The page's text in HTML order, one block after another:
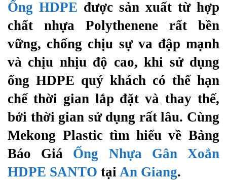
Ống HDPE được sản xuất từ hợp
chất nhựa Polythenene rất bền
vững, chống chịu sự va đập mạnh
và chịu nhịu độ cao, khi sử dụng
ống HDPE quý khách có thể hạn
chế thời gian lắp đặt và thay thế,
bởi thời gian sử dụng rất lâu. Cùng
Mekong Plastic tìm hiểu về Bảng
Báo Giá Ống Nhựa Gân Xoắn
HDPE SANTO tại An Giang.